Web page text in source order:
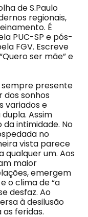
de S.Paulo
regionais,
É
PUC-SP e pós-
FGV. Escreve
ser mãe” e
sempre presente
dos sonhos
variados e
Assim
intimidade. No
no
vista parece
qualquer um. Aos
maior
emergem
o clima de “a
desfaz. Ao
à desilusão
feridas.